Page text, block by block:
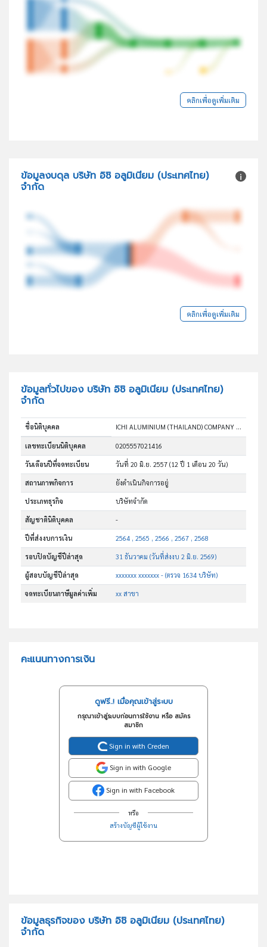
คลิกเพื่อดูเพิ่มเติม
ข้อมูลงบดุล บริษัท อิชิ อลูมิเนียม (ประเทศไทย)
จำกัด
คลิกเพื่อดูเพิ่มเติม
ข้อมูลทั่วไปของ บริษัท อิชิ อลูมิเนียม (ประเทศไทย)
จำกัด
ชื่อนิติบุคคล ICHI ALUMINIUM (THAILAND) COMPANY LIMITED
เลขทะเบียนนิติบุคคล 0205557021416
วันเดือนปีที่จดทะเบียน วันที่ 20 มิ.ย. 2557(12 ปี 1 เดือน 20 วัน)
สถานภาพกิจการ ยังดำเนินกิจการอยู่
ประเภทธุรกิจ บริษัทจำกัด
สัญชาตินิติบุคคล -
ปีที่ส่งงบการเงิน 2564 , 2565 , 2566 , 2567 , 2568
รอบปิดบัญชีปีล่าสุด 31 ธันวาคม (วันที่ส่งงบ 2 มิ.ย. 2569)
ผู้สอบบัญชีปีล่าสุด xxxxxxx xxxxxxx - (ตรวจ 1634 บริษัท)
จดทะเบียนภาษีมูลค่าเพิ่ม xx สาขา
คะแนนทางการเงิน
ดูฟรี..! เมื่อคุณเข้าสู่ระบบ
กรุณาเข้าสู่ระบบก่อนการใช้งาน หรือ สมัคร
สมาชิก
Sign in with Creden
Sign in with Google
Sign in with Facebook
หรือ
สร้างบัญชีผู้ใช้งาน
ข้อมูลธุรกิจของ บริษัท อิชิ อลูมิเนียม (ประเทศไทย)
จำกัด